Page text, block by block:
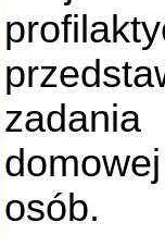
osób.